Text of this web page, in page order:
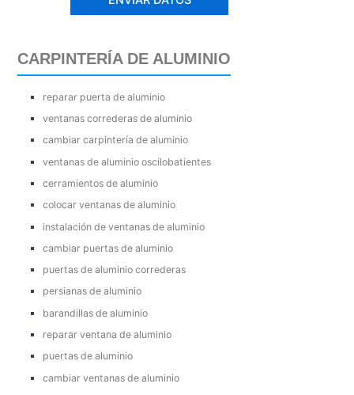
CARPINTERÍA DE ALUMINIO
reparar puerta de aluminio
ventanas correderas de aluminio
cambiar carpintería de aluminio
ventanas de aluminio oscilobatientes
cerramientos de aluminio
colocar ventanas de aluminio
instalación de ventanas de aluminio
cambiar puertas de aluminio
puertas de aluminio correderas
persianas de aluminio
barandillas de aluminio
reparar ventana de aluminio
puertas de aluminio
cambiar ventanas de aluminio